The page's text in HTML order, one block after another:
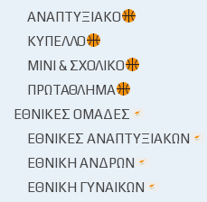
ΑΝΑΠΤΥΞΙΑΚΌ
ΚΎΠΕΛΛΟ
ΜΊΝΙ & ΣΧΟΛΙΚΌ
ΠΡΩΤΆΘΛΗΜΑ
ΕΘΝΙΚΈΣ ΟΜΆΔΕΣ
ΕΘΝΙΚΈΣ ΑΝΑΠΤΥΞΙΑΚΏΝ
ΕΘΝΙΚΉ ΑΝΔΡΏΝ
ΕΘΝΙΚΉ ΓΥΝΑΙΚΏΝ